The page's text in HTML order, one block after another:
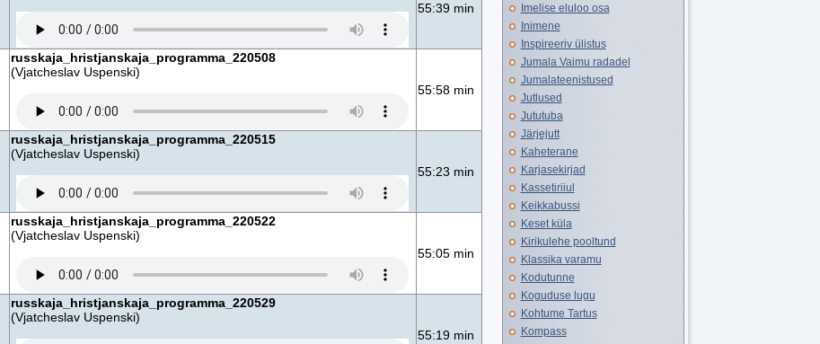
55:39 min
russkaja_hristjanskaja_programma_220508
(Vjatcheslav Uspenski)
55:58 min
russkaja_hristjanskaja_programma_220515
(Vjatcheslav Uspenski)
55:23 min
russkaja_hristjanskaja_programma_220522
(Vjatcheslav Uspenski)
55:05 min
russkaja_hristjanskaja_programma_220529
(Vjatcheslav Uspenski)
55:19 min
Imelise eluloo osa
Inimene
Inspireeriv ülistus
Jumala Vaimu radadel
Jumalateenistused
Jutlused
Jututuba
Järjejutt
Kaheterane
Karjasekirjad
Kassetiriiul
Keikkabussi
Keset küla
Kirikulehe pooltund
Klassika varamu
Kodutunne
Koguduse lugu
Kohtume Tartus
Kompass